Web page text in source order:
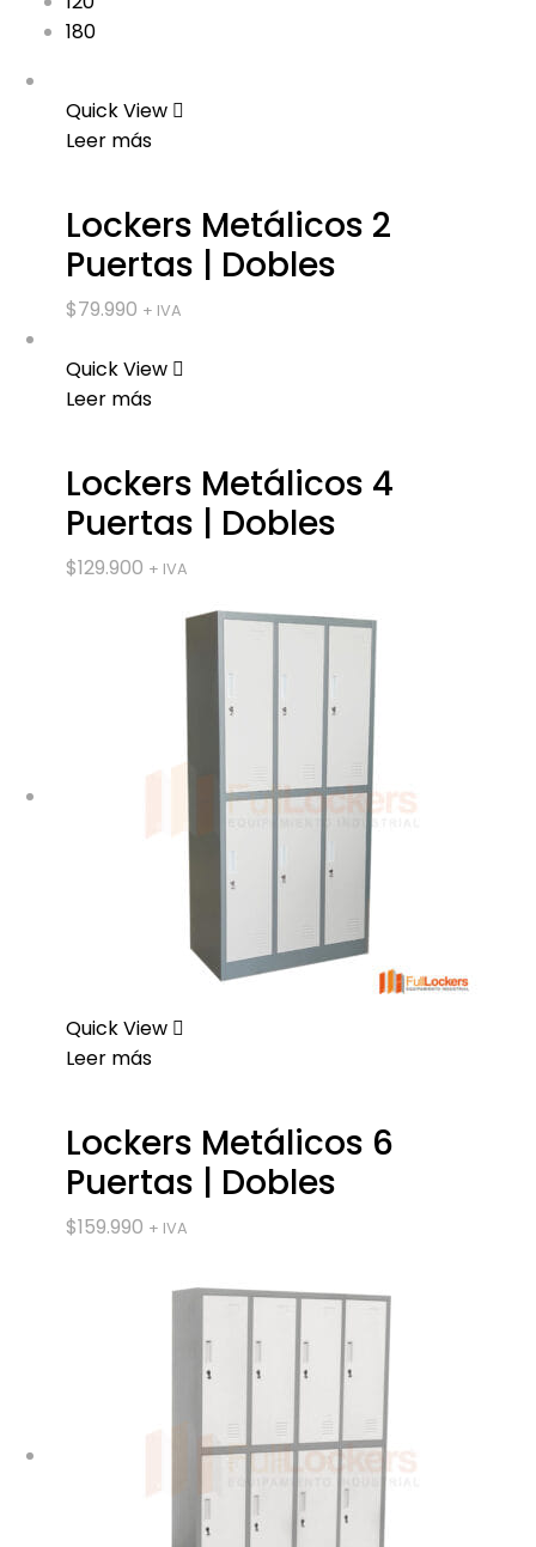
180
Quick View
Leer más
Lockers Metálicos 2
Puertas | Dobles
$79.990 + IVA
Quick View
Leer más
Lockers Metálicos 4
Puertas | Dobles
$129.900 + IVA
Quick View
Leer más
Lockers Metálicos 6
Puertas | Dobles
$159.990 + IVA